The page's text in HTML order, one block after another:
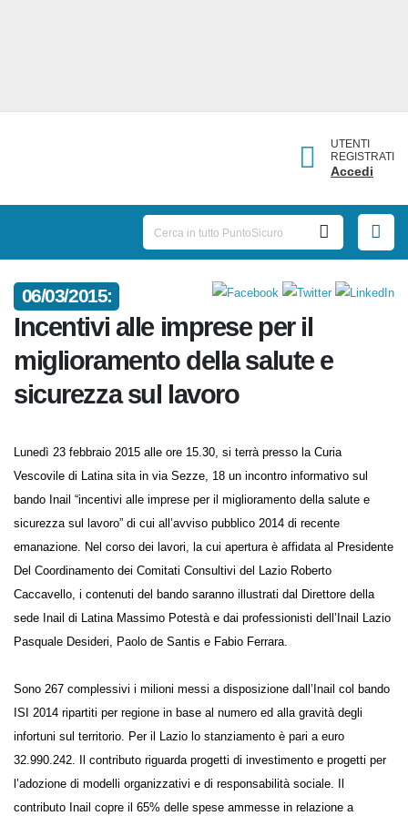
UTENTI
REGISTRATI
Accedi
06/03/2015:
Incentivi alle imprese per il
miglioramento della salute e
sicurezza sul lavoro
Lunedì 23 febbraio 2015 alle ore 15.30, si terrà presso la Curia
Vescovile di Latina sita in via Sezze, 18 un incontro informativo sul
bando Inail “incentivi alle imprese per il miglioramento della salute e
sicurezza sul lavoro” di cui all’avviso pubblico 2014 di recente
emanazione. Nel corso dei lavori, la cui apertura è affidata al Presidente
Del Coordinamento dei Comitati Consultivi del Lazio Roberto
Caccavello, i contenuti del bando saranno illustrati dal Direttore della
sede Inail di Latina Massimo Potestà e dai professionisti dell’Inail Lazio
Pasquale Desideri, Paolo de Santis e Fabio Ferrara.
Sono 267 complessivi i milioni messi a disposizione dall’Inail col bando
ISI 2014 ripartiti per regione in base al numero ed alla gravità degli
infortuni sul territorio. Per il Lazio lo stanziamento è pari a euro
32.990.242. Il contributo riguarda progetti di investimento e progetti per
l’adozione di modelli organizzativi e di responsabilità sociale. Il
contributo Inail copre il 65% delle spese ammesse in relazione a